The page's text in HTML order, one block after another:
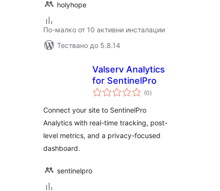
holyhope
По-малко от 10 активни инсталации
Тествано до 5.8.14
Valserv Analytics
for SentinelPro
(0общо
оценки
)
Connect your site to SentinelPro
Analytics with real-time tracking, post-
level metrics, and a privacy-focused
dashboard.
sentinelpro